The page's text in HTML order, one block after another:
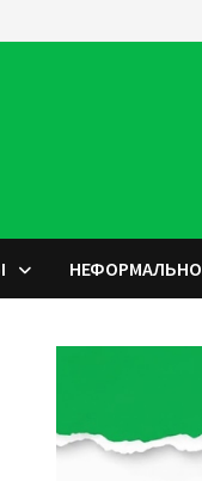
НЕФОРМАЛЬНО